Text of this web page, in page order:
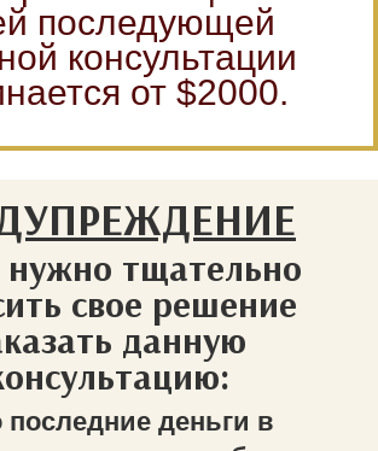
последующей
консультации
от $2000.
тщательно
свое решение
данную
последние деньги в